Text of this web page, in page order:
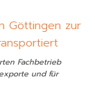
Fachbetrieb
und für